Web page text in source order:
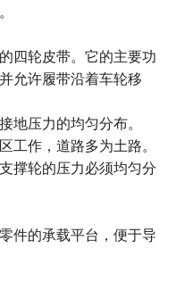
四轮皮带。它的主要功
允许履带沿着车轮移
地压力的均匀分布。
工作，道路多为土路。
撑轮的压力必须均匀分
件的承载平台，便于导